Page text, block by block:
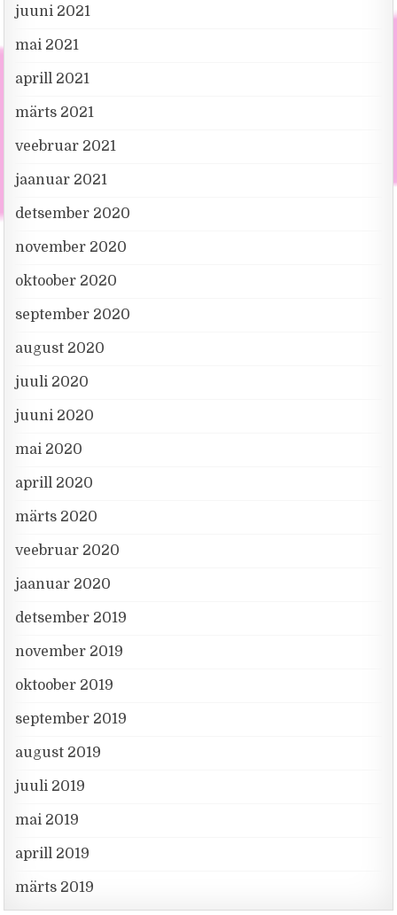
juuni 2021
mai 2021
aprill 2021
märts 2021
veebruar 2021
jaanuar 2021
detsember 2020
november 2020
oktoober 2020
september 2020
august 2020
juuli 2020
juuni 2020
mai 2020
aprill 2020
märts 2020
veebruar 2020
jaanuar 2020
detsember 2019
november 2019
oktoober 2019
september 2019
august 2019
juuli 2019
mai 2019
aprill 2019
märts 2019